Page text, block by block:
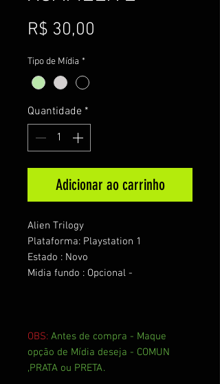
R$ 30,00
Tipo de Mídia *
Quantidade *
Adicionar ao carrinho
Alien Trilogy
Plataforma: Playstation 1
Estado : Novo
Midia fundo : Opcional -
OBS: Antes de compra - Maque
opção de Mídia deseja - COMUN
,PRATA ou PRETA.